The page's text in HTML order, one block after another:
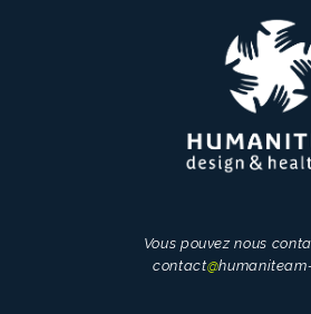
Vous pouvez nous
contact@